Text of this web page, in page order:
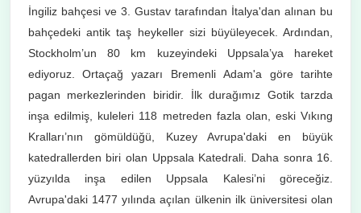
İngiliz bahçesi ve 3. Gustav tarafından İtalya'dan alınan bu
bahçedeki antik taş heykeller sizi büyüleyecek. Ardından,
Stockholm’un 80 km kuzeyindeki Uppsala’ya hareket
ediyoruz. Ortaçağ yazarı Bremenli Adam'a göre tarihte
pagan merkezlerinden biridir. İlk durağımız Gotik tarzda
inşa edilmiş, kuleleri 118 metreden fazla olan, eski Vıkıng
Kralları’nın gömüldüğü, Kuzey Avrupa'daki en büyük
katedrallerden biri olan Uppsala Katedrali. Daha sonra 16.
yüzyılda inşa edilen Uppsala Kalesi’ni göreceğiz.
Avrupa'daki 1477 yılında açılan ülkenin ilk üniversitesi olan